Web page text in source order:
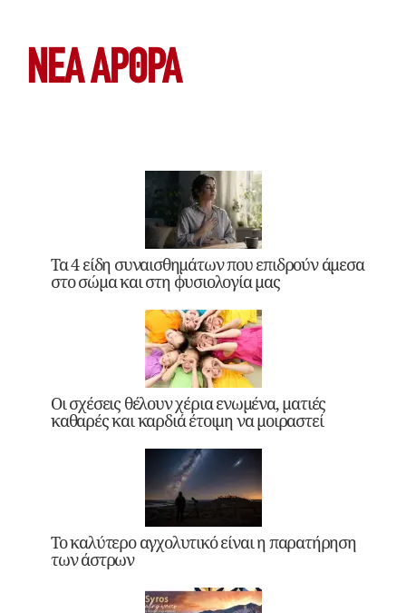
ΝΕΑ ΆΡΘΡΑ
Τα 4 είδη συναισθημάτων που επιδρούν άμεσα
στο σώμα και στη φυσιολογία μας
Οι σχέσεις θέλουν χέρια ενωμένα, ματιές
καθαρές και καρδιά έτοιμη να μοιραστεί
Το καλύτερο αγχολυτικό είναι η παρατήρηση
των άστρων